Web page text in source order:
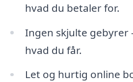
hvad du betaler for.
Ingen skjulte gebyrer
hvad du får.
Let og hurtig online